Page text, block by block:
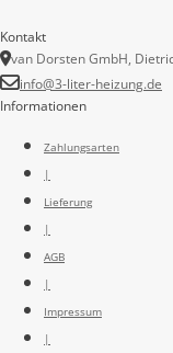
Informationen
Zahlungsarten
|
Lieferung
|
AGB
|
Impressum
|
Kontakt
van Dorsten GmbH,
info@3-liter-heizung.de